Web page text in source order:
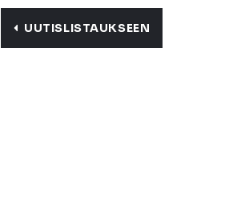
UUTISLISTAUKSEEN